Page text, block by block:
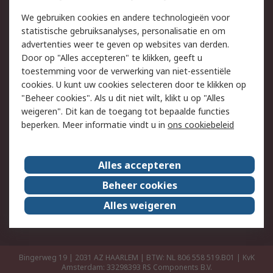
Track & Trace
Wettelijk
Cookiebeleid
Email veiligheid
Privacybeleid
Websitevoorwaarden
Algemene
verkoopvoorwaarden
Over RS
RS Group
Over ons
RS wereldwijd
Werken bij RS
ESG
Bingerweg 19 | 2031 AZ HAARLEM | BTW: NL 806 558 519.B01 | KvK
Amsterdam: 33298393 RS Components B.V.
We gebruiken cookies en andere technologieën voor
statistische gebruiksanalyses, personalisatie en om
advertenties weer te geven op websites van derden.
Door op "Alles accepteren" te klikken, geeft u
toestemming voor de verwerking van niet-essentiële
cookies. U kunt uw cookies selecteren door te klikken op
"Beheer cookies". Als u dit niet wilt, klikt u op "Alles
weigeren". Dit kan de toegang tot bepaalde functies
beperken. Meer informatie vindt u in ons cookiebeleid
Alles accepteren
Beheer cookies
Alles weigeren